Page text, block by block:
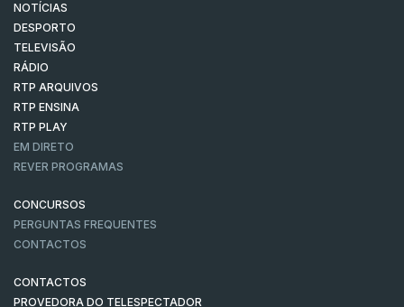
NOTÍCIAS
DESPORTO
TELEVISÃO
RÁDIO
RTP ARQUIVOS
RTP ENSINA
RTP PLAY
EM DIRETO
REVER PROGRAMAS
CONCURSOS
PERGUNTAS FREQUENTES
CONTACTOS
CONTACTOS
PROVEDORA DO TELESPECTADOR